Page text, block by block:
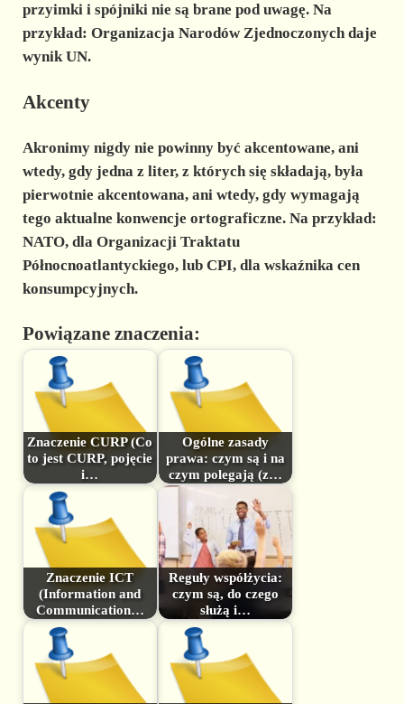
przyimki i spójniki nie są brane pod uwagę. Na
przykład: Organizacja Narodów Zjednoczonych daje
wynik UN.
Akcenty
Akronimy nigdy nie powinny być akcentowane, ani
wtedy, gdy jedna z liter, z których się składają, była
pierwotnie akcentowana, ani wtedy, gdy wymagają
tego aktualne konwencje ortograficzne. Na przykład:
NATO, dla Organizacji Traktatu
Północnoatlantyckiego, lub CPI, dla wskaźnika cen
konsumpcyjnych.
Powiązane znaczenia:
Znaczenie CURP (Co
to jest CURP, pojęcie
i…
Ogólne zasady
prawa: czym są i na
czym polegają (z…
Znaczenie ICT
(Information and
Communication…
Reguły współżycia:
czym są, do czego
służą i…